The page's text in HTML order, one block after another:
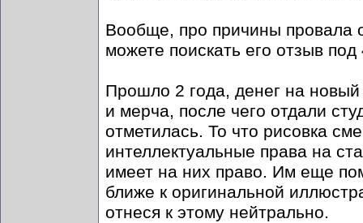
Вообще, про причины провала
можете поискать его отзыв
Прошло 2 года, денег на
и мерча, после чего отдали
отметилась. То что рисовка
интеллектуальные права на
имеет на них право. Им еще
ближе к оригинальной
отнеся к этому нейтрально.